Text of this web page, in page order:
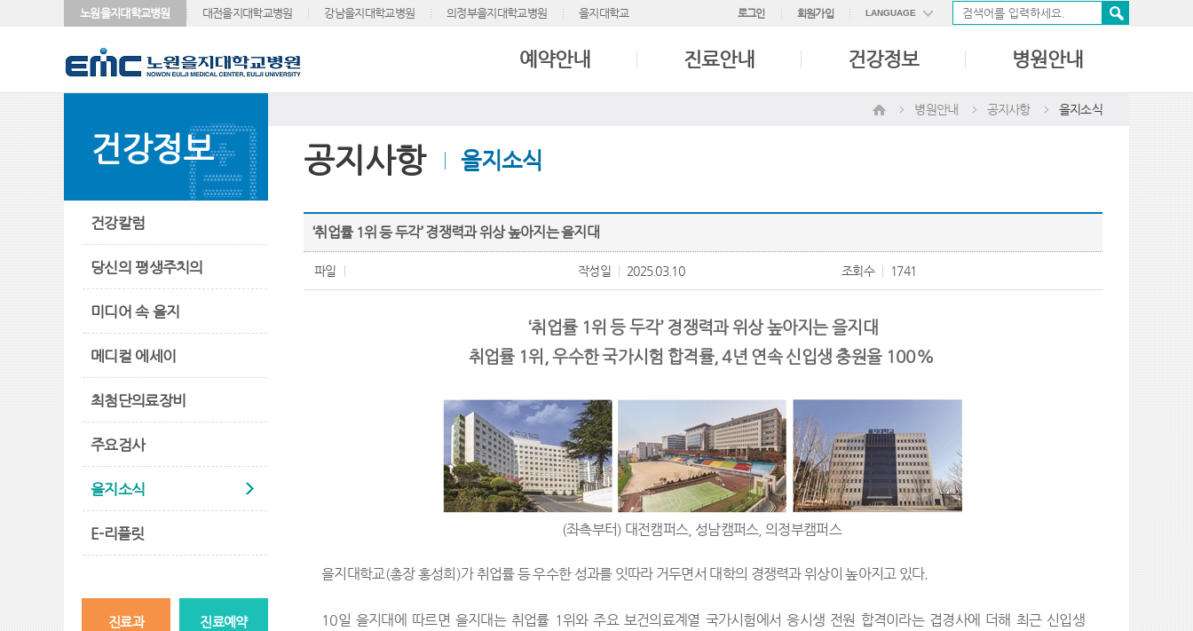
노원을지대학교병원 대전을지대학교병원 강남을지대학교병원 의정부을지대학교병원 을지대학교 로그인 회원가입 LANGUAGE
中國語
예약안내 진료안내 건강정보 병원안내
건강정보
건강칼럼
당신의 평생주치의
미디어 속 을지
메디컬 에세이
최첨단의료장비
주요검사
을지소식
E-리플릿
진료과
진료예약
병원안내 공지사항 을지소식
공지사항 을지소식
‘취업률 1위 등 두각’ 경쟁력과 위상 높아지는 을지대
파일 작성일 2025.03.10 조회수 1741
‘취업률 1위 등 두각’ 경쟁력과 위상 높아지는 을지대
취업률 1위, 우수한 국가시험 합격률, 4년 연속 신입생 충원율 100%
(좌측부터) 대전캠퍼스, 성남캠퍼스, 의정부캠퍼스
을지대학교(총장 홍성희)가 취업률 등 우수한 성과를 잇따라 거두면서 대학의 경쟁력과 위상이 높아지고 있다.
10일 을지대에 따르면 을지대는 취업률 1위와 주요 보건의료계열 국가시험에서 응시생 전원 합격이라는 겹경사에 더해 최근 신입생